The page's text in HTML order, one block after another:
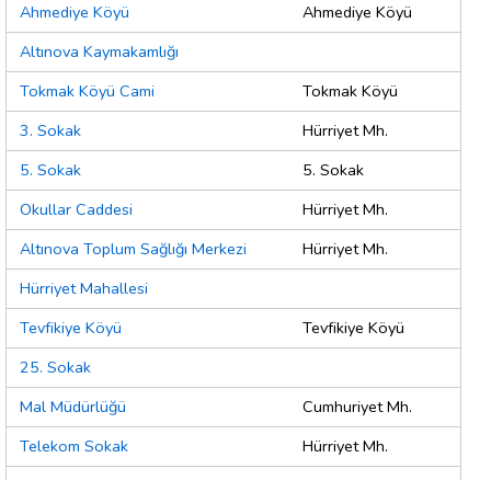
Ahmediye Köyü
Ahmediye Köyü
Altınova Kaymakamlığı
Tokmak Köyü Cami
Tokmak Köyü
3. Sokak
Hürriyet Mh.
5. Sokak
5. Sokak
Okullar Caddesi
Hürriyet Mh.
Altınova Toplum Sağlığı Merkezi
Hürriyet Mh.
Hürriyet Mahallesi
Tevfikiye Köyü
Tevfikiye Köyü
25. Sokak
Mal Müdürlüğü
Cumhuriyet Mh.
Telekom Sokak
Hürriyet Mh.